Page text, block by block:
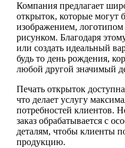
Компания предлагает
открыток, которые
изображением,
рисунком. Благодаря
или создать идеальный
будь то день рождения,
любой другой значимый
Печать открыток
что делает услугу
потребностей клиентов.
заказ обрабатывается с
деталям, чтобы клиенты
продукцию.